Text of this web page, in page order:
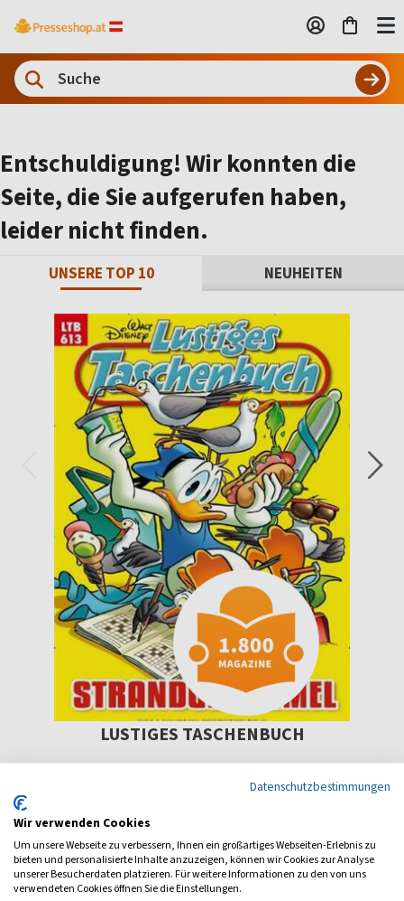
Entschuldigung! Wir konnten die
Seite, die Sie aufgerufen haben,
leider nicht finden.
UNSERE TOP 10 NEUHEITEN
LUSTIGES TASCHENBUCH
Zum Angebot
Datenschutzbestimmungen
Wir verwenden Cookies
Um unsere Webseite zu verbessern, Ihnen ein großartiges Webseiten-Erlebnis zu
bieten und personalisierte Inhalte anzuzeigen, können wir Cookies zur Analyse
unserer Besucherdaten platzieren. Für weitere Informationen zu den von uns
verwendeten Cookies öffnen Sie die Einstellungen.